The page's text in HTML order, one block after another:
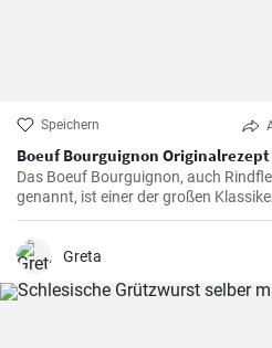
Speichern
Boeuf Bourguignon Originalrezept
Das Boeuf Bourguignon, auch
genannt, ist einer der großen
Das Rezept stammt aus dem
gleichnamigen Rotweins, wo das
Greta